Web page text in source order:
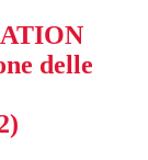
delle